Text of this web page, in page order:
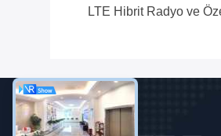
LTE Hibrit Radyo ve